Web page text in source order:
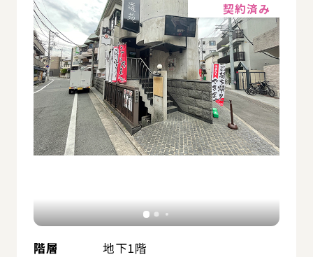
契約済み
階層
地下1階